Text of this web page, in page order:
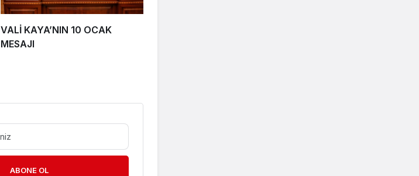
VALİ KAYA’NIN 10 OCAK
MESAJI
ABONE OL